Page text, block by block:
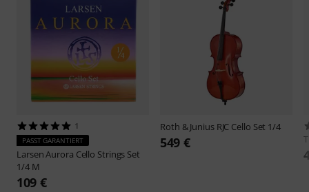
1
PASST GARANTIERT
LarsenAurora Cello Strings Set
1/4 M
109 €
Roth & Junius RJC Cello Set 1/4
549 €